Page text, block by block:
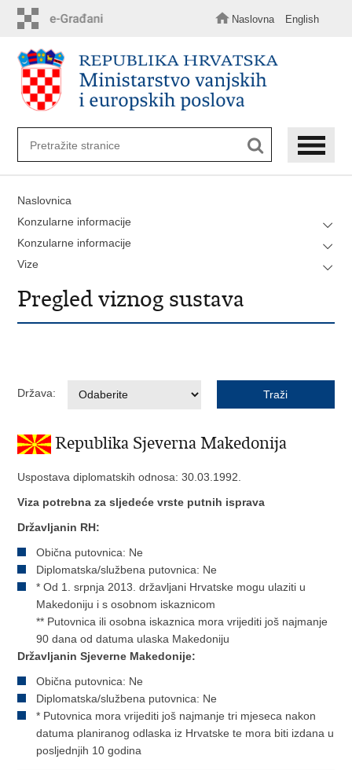
sadržaj
Naslovna English
Naslovnica
Konzularne informacije
Konzularne informacije
Vize
Pregled viznog sustava
Država:
Republika Sjeverna Makedonija
Uspostava diplomatskih odnosa: 30.03.1992.
Viza potrebna za sljedeće vrste putnih isprava
Državljanin RH:
Obična putovnica: Ne
Diplomatska/službena putovnica: Ne
* Od 1. srpnja 2013. državljani Hrvatske mogu ulaziti u
Makedoniju i s osobnom iskaznicom
** Putovnica ili osobna iskaznica mora vrijediti još najmanje
90 dana od datuma ulaska Makedoniju
Državljanin Sjeverne Makedonije:
Obična putovnica: Ne
Diplomatska/službena putovnica: Ne
* Putovnica mora vrijediti još najmanje tri mjeseca nakon
datuma planiranog odlaska iz Hrvatske te mora biti izdana u
posljednjih 10 godina